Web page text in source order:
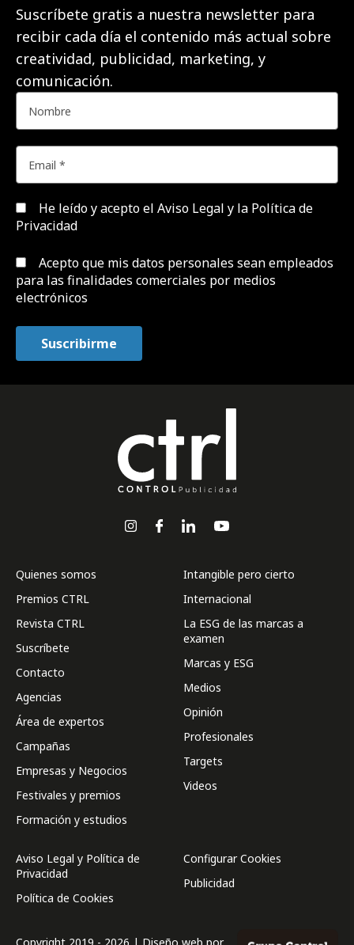
Suscríbete gratis a nuestra newsletter para
recibir cada día el contenido más actual sobre
creatividad, publicidad, marketing, y
comunicación.
He leído y acepto el Aviso Legal y la Política de
Privacidad
Acepto que mis datos personales sean empleados
para las finalidades comerciales por medios
electrónicos
Quienes somos
Premios CTRL
Revista CTRL
Suscríbete
Contacto
Agencias
Área de expertos
Campañas
Empresas y Negocios
Festivales y premios
Formación y estudios
Intangible pero cierto
Internacional
La ESG de las marcas a
examen
Marcas y ESG
Medios
Opinión
Profesionales
Targets
Videos
Aviso Legal y Política de
Privacidad
Política de Cookies
Configurar Cookies
Publicidad